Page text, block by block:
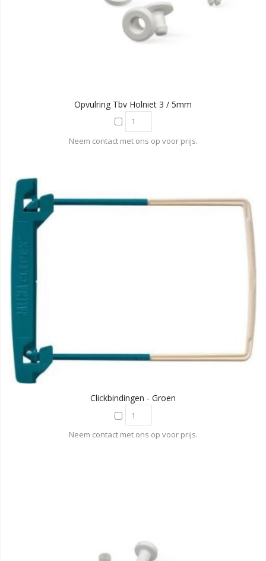
Opvulring Tbv Holniet 3 / 5mm
Neem contact met ons op voor prijs.
Clickbindingen - Groen
Neem contact met ons op voor prijs.